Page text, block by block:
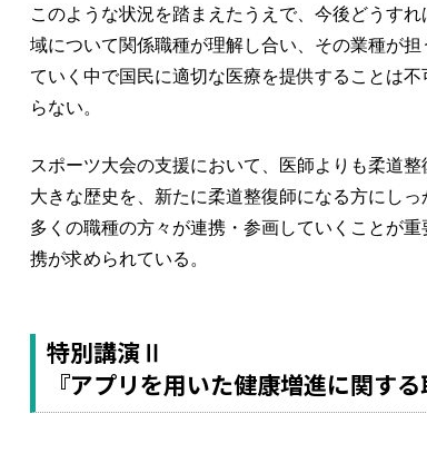
このような状況を踏まえたうえで、今後どうす
域について関係職種が理解し合い、その業種が
ていく中で国民に適切な医療を提供することは
らない。
スポーツ大会の支援において、医師よりも柔道
大きな歴史を、新たに柔道整復師になる方にし
多くの職種の方々が連携・参画していくことが
携が求められている。
特別講演Ⅱ
『アプリを用いた健康増進に関す